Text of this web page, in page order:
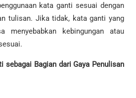
kata ganti sesuai dengan
tulisan. Jika tidak, kata ganti yang
menyebabkan kebingungan atau
sebagai Bagian dari Gaya Penulisan